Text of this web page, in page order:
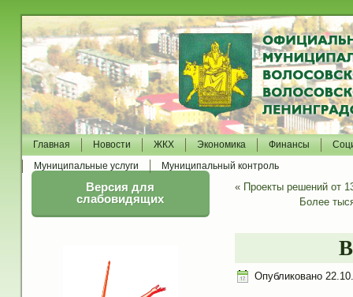
Главная Новости ЖКХ Экономика Финансы
Муниципальные услуги
Муниципальный контроль
Версия для
слабовидящих
« Проекты решений от
Более
Опубликовано